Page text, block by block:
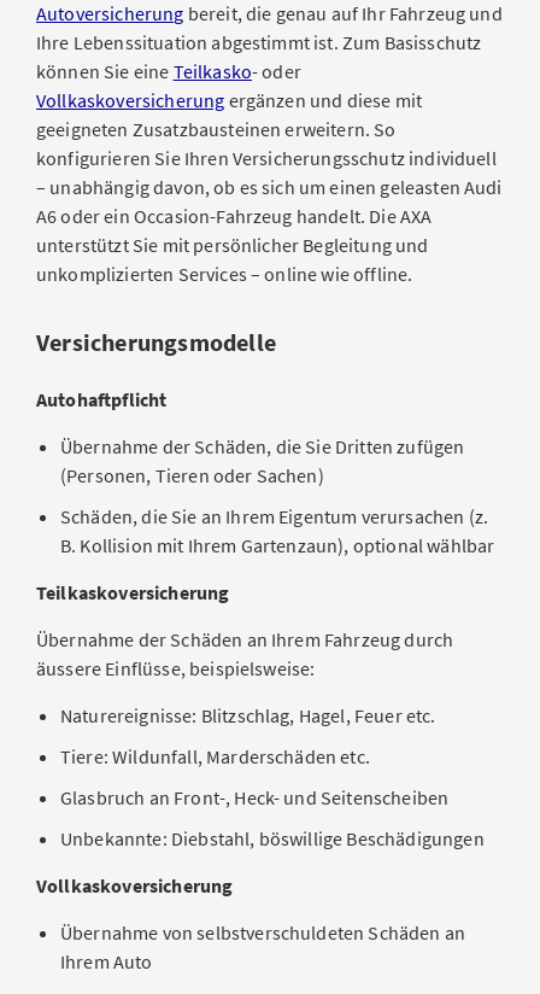
Autoversicherung bereit, die genau auf Ihr Fahrzeug und
Ihre Lebenssituation abgestimmt ist. Zum Basisschutz
können Sie eine Teilkasko- oder
Vollkaskoversicherung ergänzen und diese mit
geeigneten Zusatzbausteinen erweitern. So
konfigurieren Sie Ihren Versicherungsschutz individuell
– unabhängig davon, ob es sich um einen geleasten Audi
A6 oder ein Occasion-Fahrzeug handelt. Die AXA
unterstützt Sie mit persönlicher Begleitung und
unkomplizierten Services – online wie offline.
Versicherungsmodelle
Autohaftpflicht
Übernahme der Schäden, die Sie Dritten zufügen
(Personen, Tieren oder Sachen)
Schäden, die Sie an Ihrem Eigentum verursachen (z.
B. Kollision mit Ihrem Gartenzaun), optional wählbar
Teilkaskoversicherung
Übernahme der Schäden an Ihrem Fahrzeug durch
äussere Einflüsse, beispielsweise:
Naturereignisse: Blitzschlag, Hagel, Feuer etc.
Tiere: Wildunfall, Marderschäden etc.
Glasbruch an Front-, Heck- und Seitenscheiben
Unbekannte: Diebstahl, böswillige Beschädigungen
Vollkaskoversicherung
Übernahme von selbstverschuldeten Schäden an
Ihrem Auto